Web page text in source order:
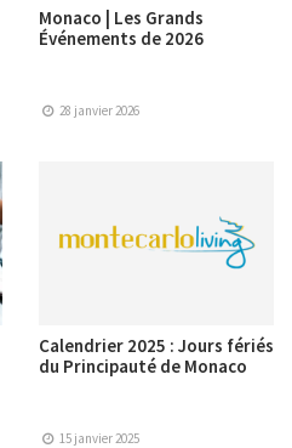
Monaco | Les Grands
Événements de 2026
28 janvier 2026
Calendrier 2025 : Jours fériés
du Principauté de Monaco
15 janvier 2025